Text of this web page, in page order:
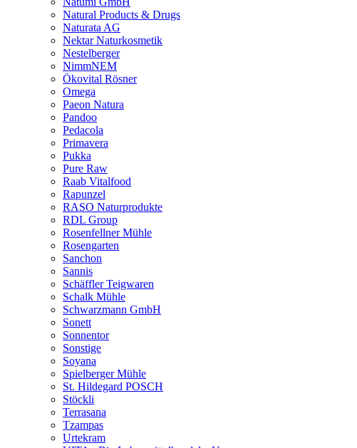
Natural Products & Drugs
Naturata AG
Nektar Naturkosmetik
Nestelberger
NimmNEM
Ökovital Rösner
Omega
Paeon Natura
Pandoo
Pedacola
Primavera
Pukka
Pure Raw
Raab Vitalfood
Rapunzel
RASO Naturprodukte
RDL Group
Rosenfellner Mühle
Rosengarten
Sanchon
Sannis
Schäffler Teigwaren
Schalk Mühle
Schwarzmann GmbH
Sonett
Sonnentor
Sonstige
Soyana
Spielberger Mühle
St. Hildegard POSCH
Stöckli
Terrasana
Tzampas
Urtekram